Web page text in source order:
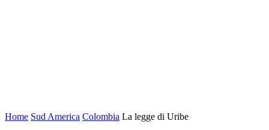
Home Sud America Colombia La legge di Uribe